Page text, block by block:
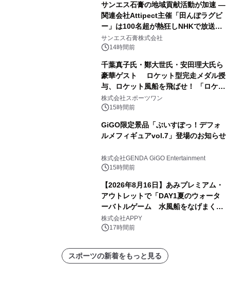
サンエス石膏の地域貢献活動が加速 ―
関連会社Attipect主催「田んぼラグビ
ー」は100名超が熱狂しNHKで放送さ
れました。
サンエス石膏株式会社
14時間前
千葉真子氏・鄭大世氏・安田理大氏ら
豪華ゲスト ロケット型完走メダル授
与、ロケット風船を飛ばせ！ 「ロケッ
トマラソン2026」開催
株式会社スポーツワン
15時間前
GiGO限定景品「ぶいすぽっ！デフォ
ルメフィギュアvol.7」登場のお知らせ
株式会社GENDA GiGO Entertainment
15時間前
【2026年8月16日】あみプレミアム・
アウトレットで「DAY1夏のウォータ
ーバトルゲーム 水風船をなげまくろ
う！」を開催
株式会社APPY
17時間前
スポーツの新着をもっと見る